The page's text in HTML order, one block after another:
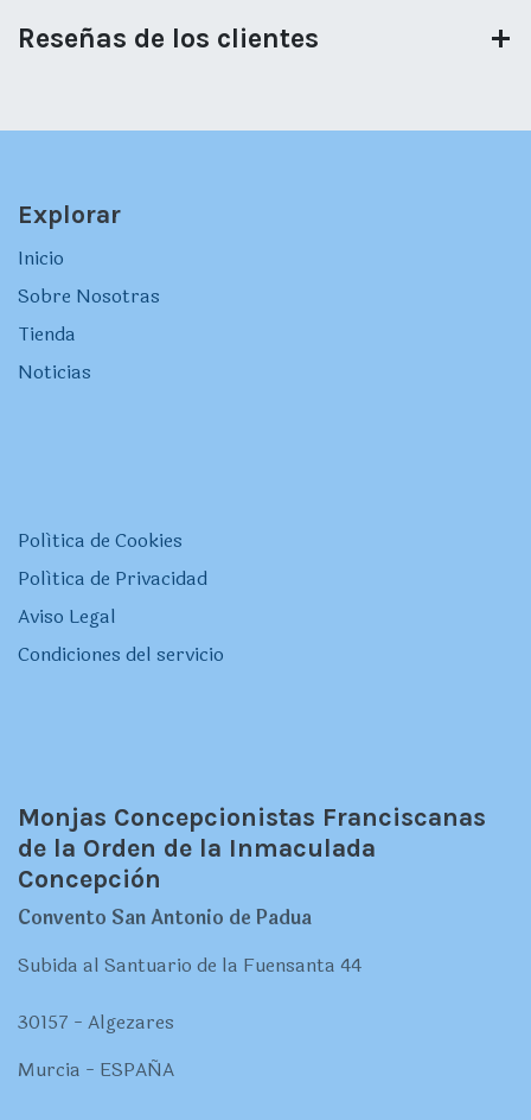
Reseñas de los clientes
Explorar
Inicio
Sobre Nosotras
Tienda
Noticias
Política de Cookies
Política de Privacidad
Aviso Legal
Condiciones del servicio
Monjas Concepcionistas Franciscanas
de la Orden de la Inmaculada
Concepción
Convento San Antonio de Padua
Subida al Santuario de la Fuensanta 44
30157 - Algezares
Murcia - ESPAÑA